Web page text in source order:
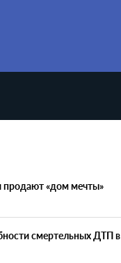
продают «дом мечты»
смертельных ДТП в